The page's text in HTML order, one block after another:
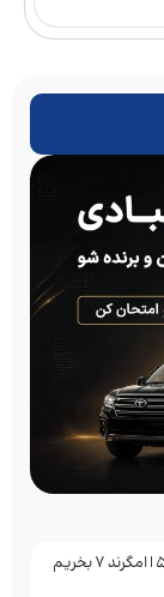
مقایسه جیلی امگرند 7 با چری تیگو 5 | امگرند 7 بخریم